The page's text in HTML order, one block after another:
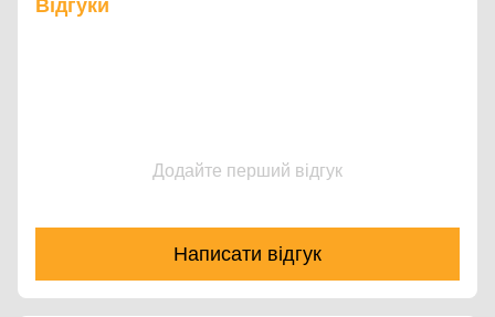
Відгуки
Додайте перший відгук
Написати відгук